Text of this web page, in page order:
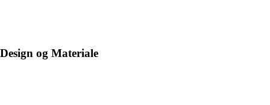
Design og Materiale